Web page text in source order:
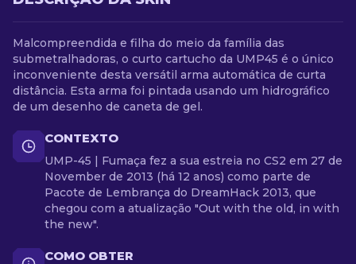
Malcompreendida e filha do meio da família das
submetralhadoras, o curto cartucho da UMP45 é o único
inconveniente desta versátil arma automática de curta
distância. Esta arma foi pintada usando um hidrográfico
de um desenho de caneta de gel.
CONTEXTO
UMP-45 | Fumaça fez a sua estreia no CS2 em 27 de
November de 2013 (há 12 anos) como parte de
Pacote de Lembrança do DreamHack 2013, que
chegou com a atualização "Out with the old, in with
the new".
COMO OBTER